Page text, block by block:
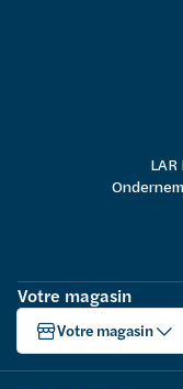
Votre magasin
Votre magasin